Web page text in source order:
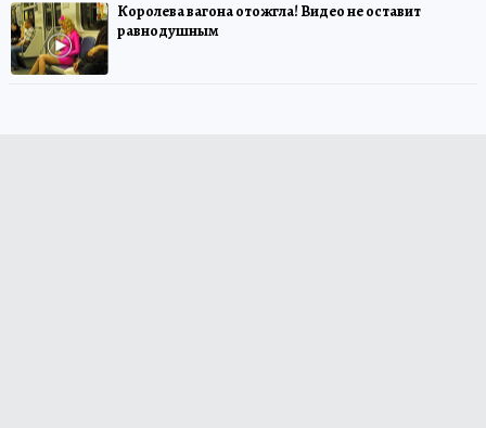
Королева вагона отожгла! Видео не оставит
равнодушным